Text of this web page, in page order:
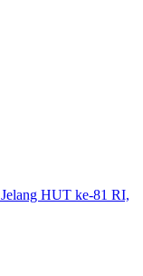
Jelang HUT ke-81 RI,